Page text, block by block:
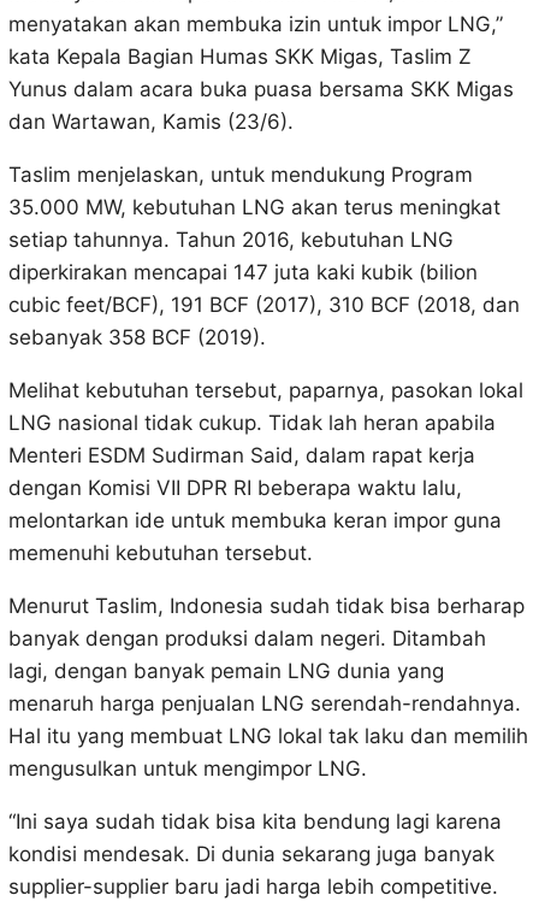
menyatakan akan membuka izin untuk impor LNG,”
kata Kepala Bagian Humas SKK Migas, Taslim Z
Yunus dalam acara buka puasa bersama SKK Migas
dan Wartawan, Kamis (23/6).
Taslim menjelaskan, untuk mendukung Program
35.000 MW, kebutuhan LNG akan terus meningkat
setiap tahunnya. Tahun 2016, kebutuhan LNG
diperkirakan mencapai 147 juta kaki kubik (bilion
cubic feet/BCF), 191 BCF (2017), 310 BCF (2018, dan
sebanyak 358 BCF (2019).
Melihat kebutuhan tersebut, paparnya, pasokan lokal
LNG nasional tidak cukup. Tidak lah heran apabila
Menteri ESDM Sudirman Said, dalam rapat kerja
dengan Komisi VII DPR RI beberapa waktu lalu,
melontarkan ide untuk membuka keran impor guna
memenuhi kebutuhan tersebut.
Menurut Taslim, Indonesia sudah tidak bisa berharap
banyak dengan produksi dalam negeri. Ditambah
lagi, dengan banyak pemain LNG dunia yang
menaruh harga penjualan LNG serendah-rendahnya.
Hal itu yang membuat LNG lokal tak laku dan memilih
mengusulkan untuk mengimpor LNG.
“Ini saya sudah tidak bisa kita bendung lagi karena
kondisi mendesak. Di dunia sekarang juga banyak
supplier-supplier baru jadi harga lebih competitive.